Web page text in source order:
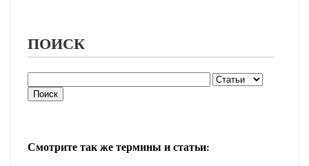
ПОИСК
Смотрите так же термины и статьи: